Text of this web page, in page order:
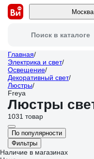
Москва
Поиск в каталоге
Главная/
Электрика и свет/
Освещение/
Декоративный свет/
Люстры/
Freya
Люстры
1031 товар
По популярности
Фильтры
Наличие в магазинах